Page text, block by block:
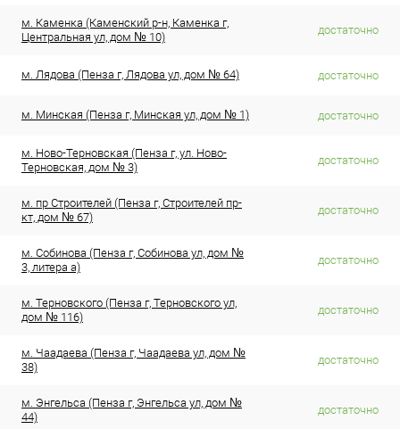
м. Каменка (Каменский р-н, Каменка г,
Центральная ул, дом № 10)
достаточно
м. Лядова (Пенза г, Лядова ул, дом № 64) достаточно
м. Минская (Пенза г, Минская ул, дом № 1) достаточно
м. Ново-Терновская (Пенза г, ул. Ново-
Терновская, дом № 3)
достаточно
м. пр Строителей (Пенза г, Строителей пр-
кт, дом № 67)
достаточно
м. Собинова (Пенза г, Собинова ул, дом №
3, литера а)
достаточно
м. Терновского (Пенза г, Терновского ул,
дом № 116)
достаточно
м. Чаадаева (Пенза г, Чаадаева ул, дом №
38)
достаточно
м. Энгельса (Пенза г, Энгельса ул, дом №
44)
достаточно